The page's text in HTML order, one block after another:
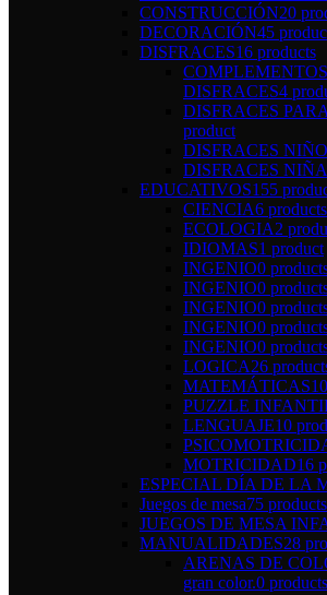
CONSTRUCCIÓN20
DECORACIÓN45
DISFRACES16 products
DISFRACES4
DISFRACES
product
DISFRACES
DISFRACES
EDUCATIVOS155
CIENCIA6 products
ECOLOGIA2
IDIOMAS1 product
INGENIO0
INGENIO0
INGENIO0
INGENIO0
INGENIO0
LOGICA26
MATEMÁTICAS
PUZZLE
LENGUAJE10
MOTRICIDAD16
ESPECIAL DÍA DE LA
Juegos de mesa75 products
JUEGOS DE MESA
MANUALIDADES28
ARENAS DE
gran color.0 products